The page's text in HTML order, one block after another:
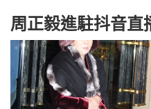
周正毅進駐抖音直